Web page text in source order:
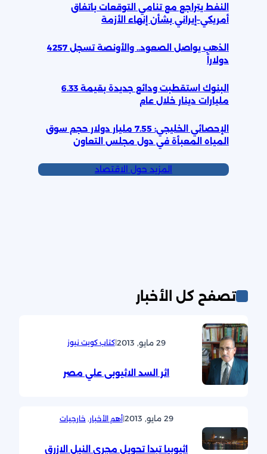
النفط يتراجع مع تنامي التوقعات باتفاق
أمريكي–إيراني بشأن إنهاء الأزمة
الذهب يواصل الصعود.. والأونصة تسجل 4257
دولاراً
البنوك استقطبت ودائع جديدة بقيمة 6.33
مليارات دينار خلال عام
الإحصائي الخليجي: 7.55 مليار دولار حجم سوق
المياه المعبأة في دول مجلس التعاون
المزيد حول الاقتصاد
تصفح كل الأخبار
29 مايو, 2013 |كتاب كويت نيوز
اثر السد الاثيوبى علي مصر
29 مايو, 2013 |أهم الأخبار, خارجيات
اثيوبيا تبدا تحويل مجرى النيل الازرق